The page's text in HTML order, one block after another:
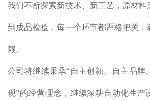
我们不断探索新技术、新⼯艺，原材
到成品检验，每⼀个环节都严格把关
赖。
公司将继续秉承“⾃主创新、⾃主品牌
现”的经营理念，继续深耕⾃动化⽣产